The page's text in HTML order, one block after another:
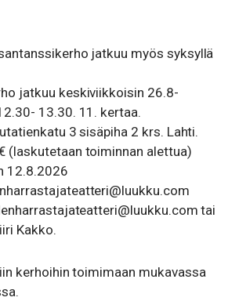
jatkuu myös syksyllä
jatkuu keskiviikkoisin 26.8-
13.30. 11. kertaa.
3 sisäpiha 2 krs. Lahti.
(laskutetaan toiminnan alettua)
12.8.2026
tai
Kakko.
kerhoihin toimimaan mukavassa